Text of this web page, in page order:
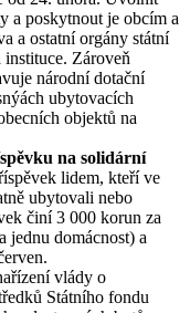
a poskytnout je obcím a
a ostatní orgány státní
Zároveň
národní dotační
ubytovacích
objektů na
na solidární
lidem, kteří ve
ubytovali nebo
činí 3 000 korun za
jednu domácnost) a
vlády o
Státního fondu